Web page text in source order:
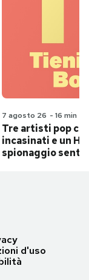
7 agosto 26 - 16 min
Tre artisti pop
incasinati e un
spionaggio
d'uso